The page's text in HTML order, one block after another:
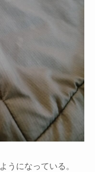
ようになっている。